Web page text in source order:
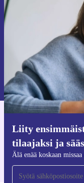
Liity
tilaajaksi ja
Älä enää koskaan
Älä
Lisätietoja